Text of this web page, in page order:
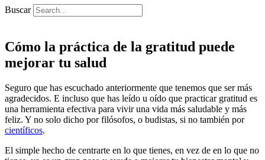
Buscar
Cómo la práctica de la gratitud puede
mejorar tu salud
Seguro que has escuchado anteriormente que tenemos que ser más
agradecidos. E incluso que has leído u oído que practicar gratitud es
una herramienta efectiva para vivir una vida más saludable y más
feliz. Y no solo dicho por filósofos, o budistas, si no también por
científicos.
El simple hecho de centrarte en lo que tienes, en vez de en lo que no